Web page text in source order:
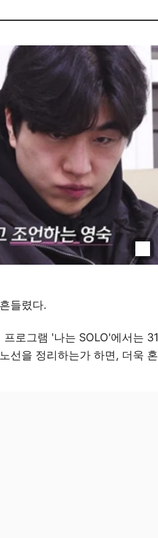
들렸다.
로그램 '나는 SOLO'에서는 31
선을 정리하는가 하면, 더욱 혼